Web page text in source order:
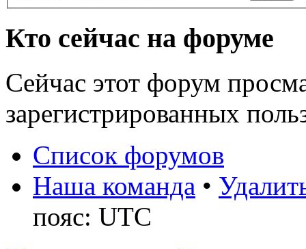
Кто сейчас на форуме
Сейчас этот форум
зарегистрированных
Список форумов
Наша команда •
пояс: UTC